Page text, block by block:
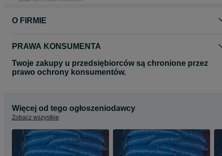
Skontaktuj się z nami – doradzimy, jaki węgiel będzie najlepszy do
Twojego pieca!
O FIRMIE
PRAWA KONSUMENTA
Twoje zakupy u przedsiębiorców są chronione przez
prawo ochrony konsumentów.
Więcej od tego ogłoszeniodawcy
Zobacz wszystkie